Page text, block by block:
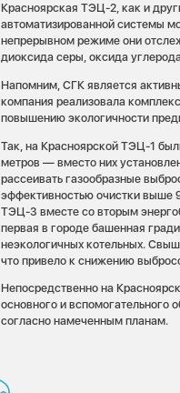
Красноярская ТЭЦ-2, как и
автоматизированной системы
непрерывном режиме они
диоксида серы, оксида
Напомним, СГК является
компания реализовала
повышению экологичности
Так, на Красноярской ТЭЦ-1
метров — вместо них
рассеивать газообразные
эффективностью очистки выше
ТЭЦ-3 вместе со вторым
первая в городе башенная
неэкологичных котельных.
что привело к снижению
Непосредственно на
основного и вспомогательного
согласно намеченным планам.